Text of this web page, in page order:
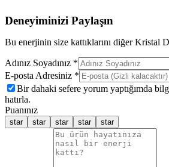
Deneyiminizi Paylaşın
Bu enerjinin size kattıklarını diğer Kristal
Adınız Soyadınız *
E-posta Adresiniz *
Bir dahaki sefere yorum yaptığımda
hatırla.
Puanınız
star star star star star